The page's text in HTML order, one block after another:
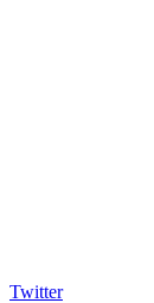
Twitter